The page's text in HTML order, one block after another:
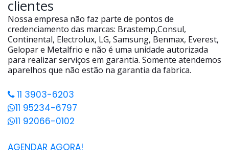
clientes
Nossa empresa não faz parte de pontos de
credenciamento das marcas: Brastemp,Consul,
Continental, Electrolux, LG, Samsung, Benmax, Everest,
Gelopar e Metalfrio e não é uma unidade autorizada
para realizar serviços em garantia. Somente atendemos
aparelhos que não estão na garantia da fabrica.
11 3903-6203
11 95234-6797
11 92066-0102
AGENDAR AGORA!